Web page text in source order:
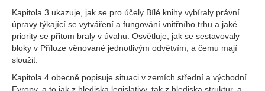
Kapitola 3 ukazuje, jak se pro účely Bílé knihy vybíraly právní
úpravy týkající se vytváření a fungování vnitřního trhu a jaké
priority se přitom braly v úvahu. Osvětluje, jak se sestavovaly
bloky v Příloze věnované jednotlivým odvětvím, a čemu mají
sloužit.
Kapitola 4 obecně popisuje situaci v zemích střední a východní